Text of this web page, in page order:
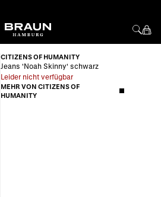
CITIZENS OF HUMANITY
Jeans 'Noah Skinny' schwarz
Leider nicht verfügbar
MEHR VON CITIZENS OF
HUMANITY